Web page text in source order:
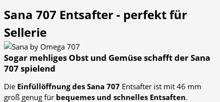
Sana 707 Entsafter - perfekt für
Sellerie
Sogar mehliges Obst und Gemüse schafft der Sana
707 spielend
Die Einfüllöffnung des Sana 707 Entsafter ist mit 46 mm
groß genug für bequemes und schnelles Entsaften.